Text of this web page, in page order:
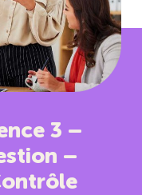
3 –
–